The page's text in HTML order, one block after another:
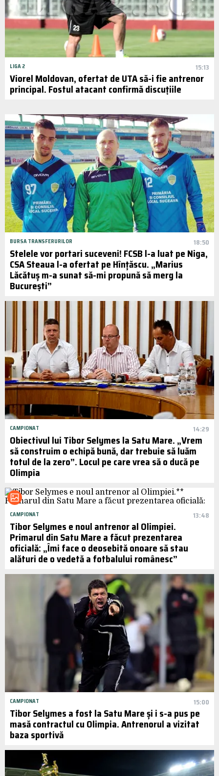
LIGA 2 15:13
Viorel Moldovan, ofertat de UTA să-i fie antrenor
principal. Fostul atacant confirmă discuțiile
BURSA TRANSFERURILOR 18:50
Stelele vor portari suceveni! FCSB l-a luat pe Niga,
CSA Steaua l-a ofertat pe Hînțăscu. „Marius
Lăcătuș m-a sunat să-mi propună să merg la
București”
CAMPIONAT 14:29
Obiectivul lui Tibor Selymes la Satu Mare. „Vrem
să construim o echipă bună, dar trebuie să luăm
totul de la zero”. Locul pe care vrea să o ducă pe
Olimpia
CAMPIONAT 13:48
Tibor Selymes e noul antrenor al Olimpiei.
Primarul din Satu Mare a făcut prezentarea
oficială: „Îmi face o deosebită onoare să stau
alături de o vedetă a fotbalului românesc”
CAMPIONAT 15:00
Tibor Selymes a fost la Satu Mare și i s-a pus pe
masă contractul cu Olimpia. Antrenorul a vizitat
baza sportivă